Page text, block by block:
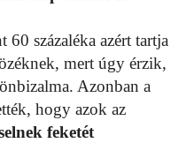
százaléka azért tartja
mert úgy érzik,
Azonban a
hogy azok az
feketét